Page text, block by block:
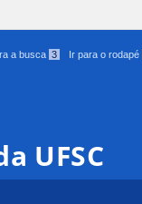
a busca 3 Ir para o rodapé
UFSC